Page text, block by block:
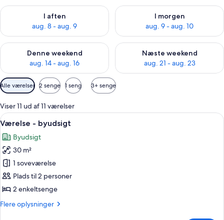
I aften
aug. 8 - aug. 9
Tjek tilgængelighed for i aften aug. 8 - aug. 9
I morgen
aug. 9 - aug. 10
Tjek tilgængelighed for i
Denne weekend
aug. 14 - aug. 16
Tjek tilgængelighed for denne weekend aug. 14 - aug. 16
Næste weekend
aug. 21 - aug. 23
Tjek tilgængelighed for næste
Tilgængelige
filtre
for
værelser
Alle værelser 2 senge 1 seng 3+ senge
Viser 11 ud af 11 værelser
Indlæs
alle
billeder
af
Værelse
-
byudsigt
Et moderne hotelværelse med en
5
Værelse - byudsigt
Byudsigt
30 m²
1 soveværelse
Plads til 2 personer
2 enkeltsenge
Flere oplysninger
Flere